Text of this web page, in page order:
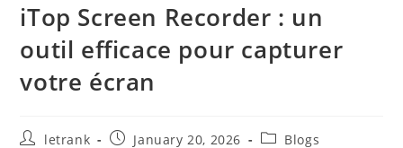
iTop Screen Recorder : un
outil efficace pour capturer
votre écran
Postletrank
PostJanuary 20, 2026
PostBlogs